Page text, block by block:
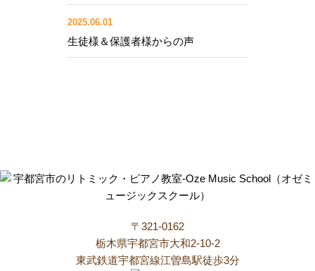
2025.06.01
生徒様＆保護者様からの声
〒321-0162
栃木県宇都宮市大和2-10-2
東武鉄道宇都宮線江曽島駅徒歩3分